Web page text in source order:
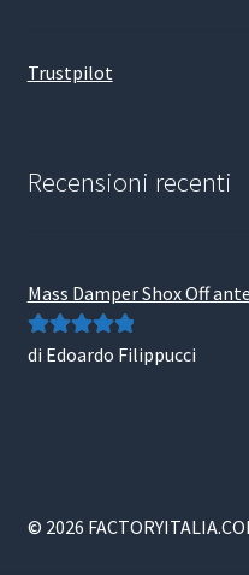
Trustpilot
Recensioni recenti
Mass Damper Shox Off
Valutato5su
di Edoardo Filippucci
© 2026